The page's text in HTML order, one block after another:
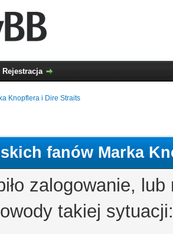
Rejestracja
Knopflera i Dire Straits
fanów Marka
zalogowanie,
takiej sytuacji: